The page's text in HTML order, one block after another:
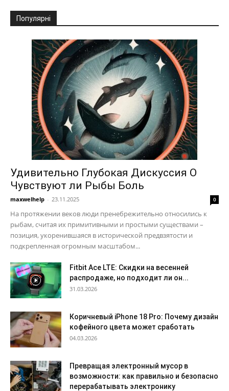
Популярні
Удивительно Глубокая Дискуссия О
Чувствуют ли Рыбы Боль
maxwelhelp - 23.11.2025 0
На протяжении веков люди пренебрежительно относились к
рыбам, считая их примитивными и простыми существами –
позиция, укоренившаяся в исторической предвзятости и
подкрепленная огромным масштабом...
Fitbit Ace LTE: Скидки на весенней
распродаже, но подходит ли он...
31.03.2026
Коричневый iPhone 18 Pro: Почему дизайн
кофейного цвета может сработать
04.03.2026
Превращая электронный мусор в
возможности: как правильно и безопасно
перерабатывать электронику